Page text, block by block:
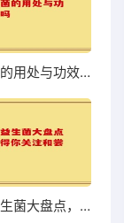
酵母益生菌的用处与功效你知道吗
超市热销益生菌大盘点，哪些值得你关注和尝试？